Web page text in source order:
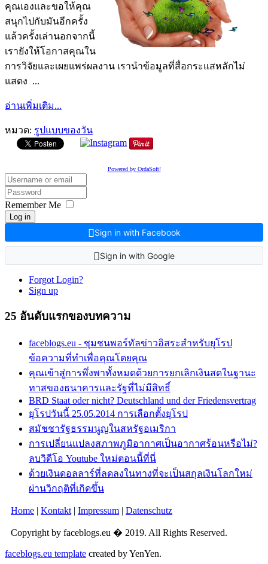
คุณเองและขอให้คุณ
สนุกไปกับมันอีกครั้ง
แล้วครั้งเล่านอกจากนี้
เรายังให้โอกาสคุณใน
การวิจัยและเผยแพร่ผลงาน เรานำข้อมูลที่สื่อกระแสหลักไม่
แสดง ...
อ่านเพิ่มเติม...
หมวด: รูปแบบของวัน
Powered by OrdaSoft!
Remember Me
Log in
Sign in with Facebook
Sign in with Google
Forgot Login?
Sign up
25 อันดับแรกของบทความ
faceblogs.eu - ชุมชนพอร์ทัลข่าวอิสระสำหรับยุโรป
ข้อความที่ทำเพื่อคุณโดยคุณ
คุณเข้าสู่การพึ่งพาทั้งหมดด้วยการยกเลิกเงินสดในฐานะ
ทาสของธนาคารและรัฐที่ไม่มีสิทธิ์
BRD Staat oder nicht? Deutschland und der Friedensvertrag
ยุโรปวันนี้ 25.05.2014 การเลือกตั้งยุโรป
สมัชชารัฐธรรมนูญในสหรัฐอเมริกา
การเปลี่ยนแปลงสภาพภูมิอากาศเป็นอากาศร้อนหรือไม่?
ลบวิดีโอ Youtube ใหม่ตอนนี้ที่นี่
ด้วยเงินดอลลาร์ที่ลดลงในทางที่จะเป็นสกุลเงินโลกใหม่
ผ่านวิกฤติที่เกิดขึ้น
Home | Kontakt | Impressum | Datenschutz
Copyright by faceblogs.eu � 2019. All Rights Reserved.
faceblogs.eu template created by YenYen.